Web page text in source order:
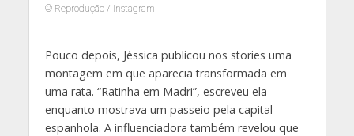
© Reprodução / Instagram
Pouco depois, Jéssica publicou nos stories uma
montagem em que aparecia transformada em
uma rata. “Ratinha em Madri”, escreveu ela
enquanto mostrava um passeio pela capital
espanhola. A influenciadora também revelou que